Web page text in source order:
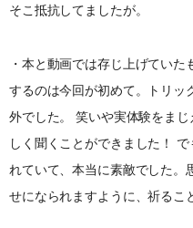
そこ抵抗してましたが。
・本と動画では存じ上げてい
するのは今回が初めて。トリッ
外でした。 笑いや実体験をま
しく聞くことができました！
れていて、本当に素敵でした。
せになられますように、祈るこ